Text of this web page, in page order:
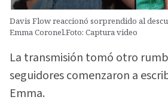
Davis Flow reaccionó sorprendido al
Emma Coronel.Foto: Captura video
La transmisión tomó otro
seguidores comenzaron a
Emma.